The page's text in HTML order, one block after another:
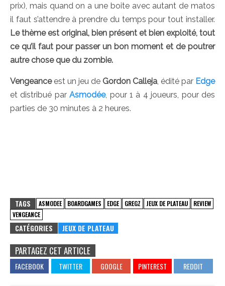
prix), mais quand on a une boite avec autant de matos
il faut s’attendre à prendre du temps pour tout installer.
Le thème est original, bien présent et bien exploité, tout
ce qu’il faut pour passer un bon moment et de poutrer
autre chose que du zombie.
Vengeanceest un jeu de Gordon Calleja, édité par Edge
et distribué parAsmodée, pour 1 à 4 joueurs, pour des
parties de 30 minutes à 2 heures.
TAGS ASMODEE BOARDGAMES EDGE GREGZ JEUX DE PLATEAU
REVIEW
VENGEANCE
CATÉGORIES JEUX DE PLATEAU
PARTAGEZ CET ARTICLE